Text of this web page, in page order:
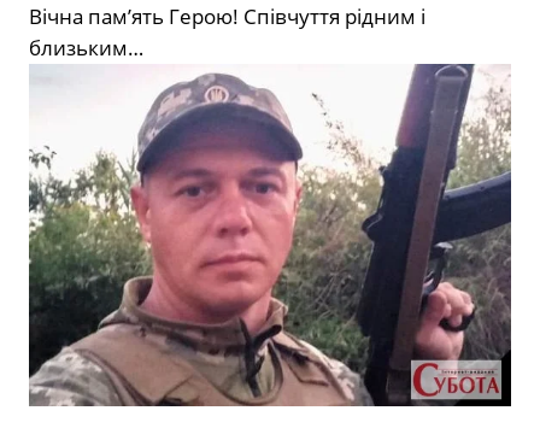
Вічна пам’ять Герою! Співчуття рідним і
близьким…